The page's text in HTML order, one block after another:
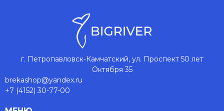
г. Петропавловск-Камчатский, ул. Проспект 50 лет
Октября 35
brekashop@yandex.ru
+7 (4152) 30-77-00